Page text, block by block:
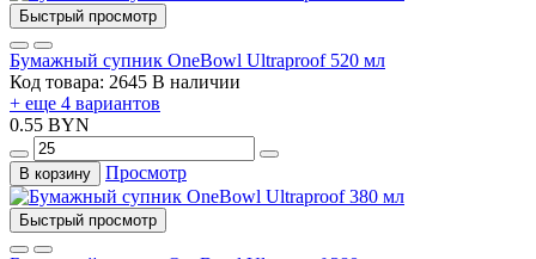
Быстрый просмотр
Бумажный супник OneBowl Ultraproof 520 мл
Код товара: 2645 В наличии
+ еще 4 вариантов
0.55 BYN
В корзину Просмотр
Быстрый просмотр